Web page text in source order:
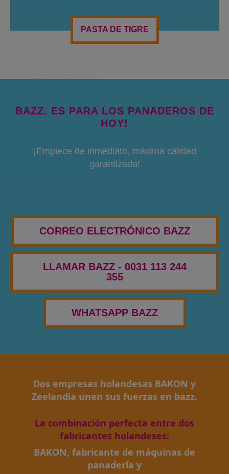
PASTA DE TIGRE
BAZZ. ES PARA LOS PANADEROS DE
HOY!
¡Empiece de inmediato, máxima calidad
garantizada!
CORREO ELECTRÓNICO BAZZ
LLAMAR BAZZ - 0031 113 244
355
WHATSAPP BAZZ
Dos empresas holandesas BAKON y
Zeelandia unen sus fuerzas en bazz.
La combinación perfecta entre dos
fabricantes holandeses:
BAKON, fabricante de máquinas de
panadería y